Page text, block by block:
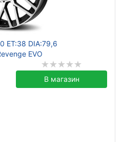
ET:38 DIA:79,6
EVO
В магазин